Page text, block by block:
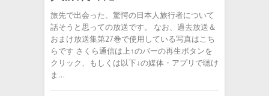
旅先で出会った、驚愕の日本人旅行者について
話そうと思っての放送です。 なお、過去放送＆
おまけ放送集第27巻で使用している写真はこち
らです さくら通信は上↑のバーの再生ボタンを
クリック、もしくは以下↓の媒体・アプリで聴け
ま…